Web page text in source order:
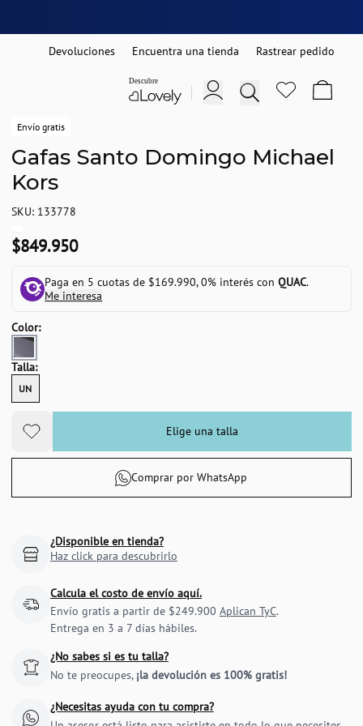
Devoluciones Encuentra una tienda Rastrear pedido
Envío gratis
Gafas Santo Domingo Michael
Kors
SKU: 133778
$849.950
Paga en 5 cuotas de $169.990, 0% interés conQUAC.
Me interesa
Color:
Talla:
UN
Elige una talla
Comprar por WhatsApp
¿Disponible en tienda?
Haz click para descubrirlo
Calcula el costo de envío aquí.
Envío gratis a partir de $249.900 Aplican TyC.
Entrega en 3 a 7 días hábiles.
¿No sabes si es tu talla?
No te preocupes, ¡la devolución es 100% gratis!
¿Necesitas ayuda con tu compra?